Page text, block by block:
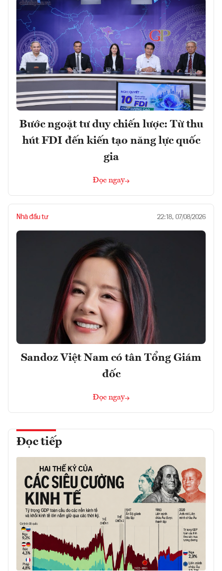
Bước ngoặt tư duy chiến lược: Từ thu
hút FDI đến kiến tạo năng lực quốc
gia
Đọc ngay
Nhà đầu tư 22:18, 07/08/2026
Sandoz Việt Nam có tân Tổng Giám
đốc
Đọc ngay
Đọc tiếp